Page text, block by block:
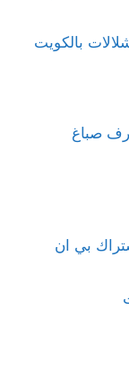
بالكويت
صباغ
بي ان